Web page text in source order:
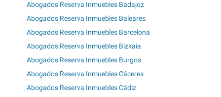
Abogados Reserva Inmuebles Badajoz
Abogados Reserva Inmuebles Baleares
Abogados Reserva Inmuebles Barcelona
Abogados Reserva Inmuebles Bizkaia
Abogados Reserva Inmuebles Burgos
Abogados Reserva Inmuebles Cáceres
Abogados Reserva Inmuebles Cádiz